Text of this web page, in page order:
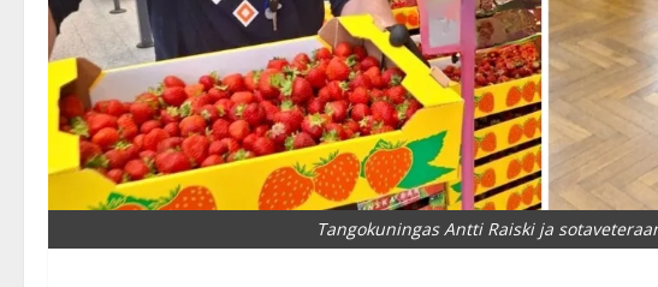
Tangokuningas Antti Raiski ja